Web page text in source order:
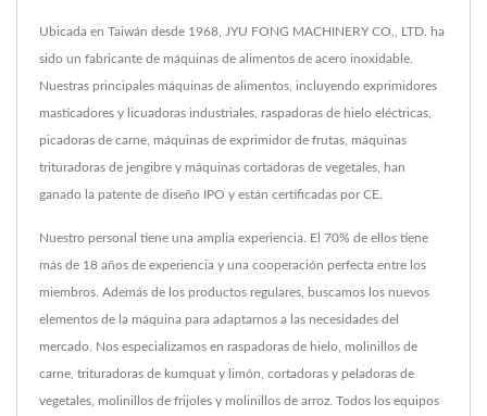
Ubicada en Taiwán desde 1968, JYU FONG MACHINERY CO., LTD. ha
sido un fabricante de máquinas de alimentos de acero inoxidable.
Nuestras principales máquinas de alimentos, incluyendo exprimidores
masticadores y licuadoras industriales, raspadoras de hielo eléctricas,
picadoras de carne, máquinas de exprimidor de frutas, máquinas
trituradoras de jengibre y máquinas cortadoras de vegetales, han
ganado la patente de diseño IPO y están certificadas por CE.
Nuestro personal tiene una amplia experiencia. El 70% de ellos tiene
más de 18 años de experiencia y una cooperación perfecta entre los
miembros. Además de los productos regulares, buscamos los nuevos
elementos de la máquina para adaptarnos a las necesidades del
mercado. Nos especializamos en raspadoras de hielo, molinillos de
carne, trituradoras de kumquat y limón, cortadoras y peladoras de
vegetales, molinillos de frijoles y molinillos de arroz. Todos los equipos